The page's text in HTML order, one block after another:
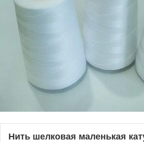
Нить шелковая маленькая